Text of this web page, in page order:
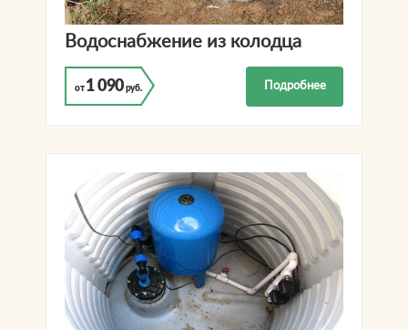
Водоснабжение из колодца
от 1 090 руб. Подробнее